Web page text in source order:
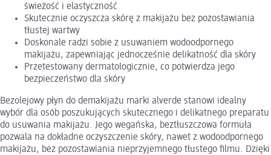
świeżość i elastyczność
Skutecznie oczyszcza skórę z makijażu bez pozostawiania
tłustej wartwy
Doskonale radzi sobie z usuwaniem wodoodpornego
makijażu, zapewniając jednocześnie delikatność dla skóry
Przetestowany dermatologicznie, co potwierdza jego
bezpieczeństwo dla skóry
Bezolejowy płyn do demakijażu marki alverde stanowi idealny
wybór dla osób poszukujących skutecznego i delikatnego preparatu
do usuwania makijażu. Jego wegańska, beztłuszczowa formuła
pozwala na dokładne oczyszczenie skóry, nawet z wodoodpornego
makijażu, bez pozostawiania nieprzyjemnego tłustego filmu. Dzięki